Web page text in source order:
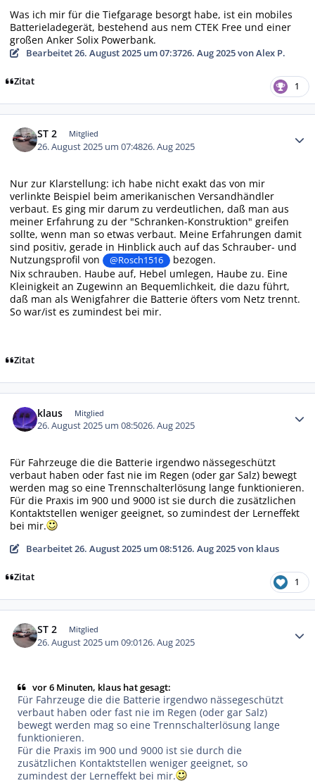
Was ich mir für die Tiefgarage besorgt habe, ist ein mobiles
Batterieladegerät, bestehend aus nem CTEK Free und einer
großen Anker Solix Powerbank.
Bearbeitet26. August 2025 um 07:3726. Aug 2025von Alex P.
Zitat 1
ST 2 Mitglied
26. August 2025 um 07:4826. Aug 2025
Nur zur Klarstellung: ich habe nicht exakt das von mir
verlinkte Beispiel beim amerikanischen Versandhändler
verbaut. Es ging mir darum zu verdeutlichen, daß man aus
meiner Erfahrung zu der "Schranken-Konstruktion" greifen
sollte, wenn man so etwas verbaut. Meine Erfahrungen damit
sind positiv, gerade in Hinblick auch auf das Schrauber- und
Nutzungsprofil von
@Rosch1516
bezogen.
Nix schrauben. Haube auf, Hebel umlegen, Haube zu. Eine
Kleinigkeit an Zugewinn an Bequemlichkeit, die dazu führt,
daß man als Wenigfahrer die Batterie öfters vom Netz trennt.
So war/ist es zumindest bei mir.
Zitat
klaus Mitglied
26. August 2025 um 08:5026. Aug 2025
Für Fahrzeuge die die Batterie irgendwo nässegeschützt
verbaut haben oder fast nie im Regen (oder gar Salz) bewegt
werden mag so eine Trennschalterlösung lange funktionieren.
Für die Praxis im 900 und 9000 ist sie durch die zusätzlichen
Kontaktstellen weniger geeignet, so zumindest der Lerneffekt
bei mir.
Bearbeitet26. August 2025 um 08:5126. Aug 2025von klaus
Zitat 1
ST 2 Mitglied
26. August 2025 um 09:0126. Aug 2025
vor 6 Minuten, klaus hat gesagt:
Für Fahrzeuge die die Batterie irgendwo nässegeschützt
verbaut haben oder fast nie im Regen (oder gar Salz)
bewegt werden mag so eine Trennschalterlösung lange
funktionieren.
Für die Praxis im 900 und 9000 ist sie durch die
zusätzlichen Kontaktstellen weniger geeignet, so
zumindest der Lerneffekt bei mir.